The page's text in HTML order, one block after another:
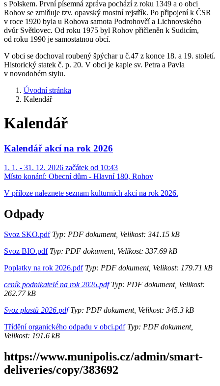
s Polskem. První písemná zpráva pochází z roku 1349 a o obci
Rohov se zmiňuje tzv. opavský mostní rejstřík. Po připojení k ČSR
v roce 1920 byla u Rohova samota Podrohovčí a Lichnovského
dvůr Světlovec. Od roku 1975 byl Rohov přičleněn k Sudicím,
od roku 1990 je samostatnou obcí.
V obci se dochoval roubený špýchar u č.47 z konce 18. a 19. století.
Historický statek č. p. 20. V obci je kaple sv. Petra a Pavla
v novodobém stylu.
Úvodní stránka
Kalendář
Kalendář
Kalendář akcí na rok 2026
1. 1. - 31. 12. 2026 začátek od 10:43
Místo konání: Obecní dům - Hlavní 180, Rohov
V příloze naleznete seznam kulturních akcí na rok 2026.
Odpady
Svoz SKO.pdfTyp: PDF dokument, Velikost: 341.15 kB
Svoz BIO.pdfTyp: PDF dokument, Velikost: 337.69 kB
Poplatky na rok 2026.pdfTyp: PDF dokument, Velikost: 179.71 kB
ceník podnikatelé na rok 2026.pdfTyp: PDF dokument, Velikost:
262.77 kB
Svoz plastů 2026.pdfTyp: PDF dokument, Velikost: 345.3 kB
Třídění organického odpadu v obci.pdfTyp: PDF dokument,
Velikost: 191.6 kB
https://www.munipolis.cz/admin/smart-
deliveries/copy/383692